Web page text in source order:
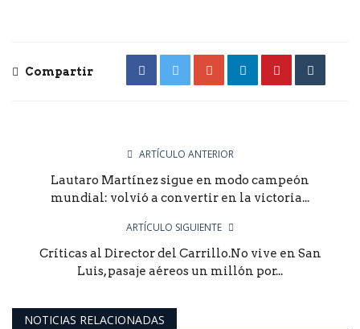
Compartir
ARTÍCULO ANTERIOR
Lautaro Martínez sigue en modo campeón
mundial: volvió a convertir en la victoria...
ARTÍCULO SIGUIENTE
Críticas al Director del Carrillo.No vive en San
Luis, pasaje aéreos un millón por...
NOTICIAS RELACIONADAS